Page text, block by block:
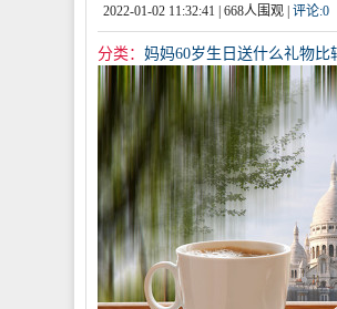
2022-01-02 11:32:41 | 668人围观 | 评论:0
分类： 妈妈60岁生日送什么礼物比